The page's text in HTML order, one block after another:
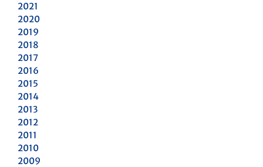
2021
2020
2019
2018
2017
2016
2015
2014
2013
2012
2011
2010
2009